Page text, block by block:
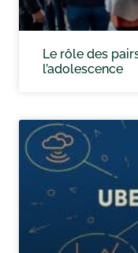
Le rôle des
l’adolescence